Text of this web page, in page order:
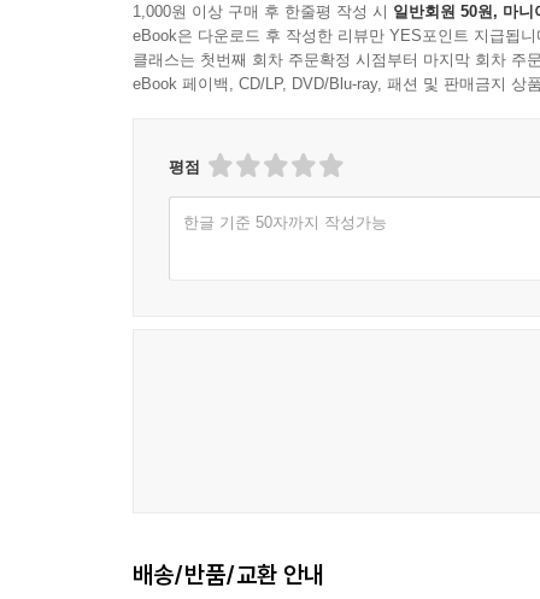
병실에서 장난치지 않아요
안전하게 줄을 서서 공연(영화)을 기다려요
공연(영화)을 안전하게 봐요
놀이공원에서 안전하게 놀아요
동물원에서 안전하게 구경해요
공사장 근처에 가지 않아요
보행
1,000원 이상 구매 후 한줄평 작성 시 일반회원 50원, 마니
eBook은 다운로드 후 작성한 리뷰만 YES포인트 지급됩니
클래스는 첫번째 회차 주문확정 시점부터 마지막 회차 주
eBook 페이백, CD/LP, DVD/Blu-ray, 패션 및 판매금지 상
평점
한글 기준 50자까지 작성가능
배송/반품/교환 안내